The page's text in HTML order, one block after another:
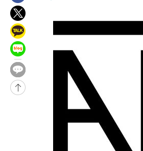
13시간 전 >
-13403초 전 >
이란 "호르무즈 재개방 합의 근
-4450초 전 >
[속보]與최고위원 제주·인천 순
민수·김용 순
-4403초 전 >
[속보]김민석, 與 전대 당원투표
래 44.56%
-3685초 전 >
[속보]與 대표 경선 제주·인천
宋 10.17%
-3219초 전 >
이강인 "아틀레티코 이적 기뻐…
-3154초 전 >
[속보]與 당대표 경선, 제주·인천
낮 최고 35도 '무더위'…동해안 시간
[속보]이강인 "감독님이 원하는 마
수도권 40도 육박 '펄펄'…동해안 일
온열질환 사망자 3명 늘어…누적 환